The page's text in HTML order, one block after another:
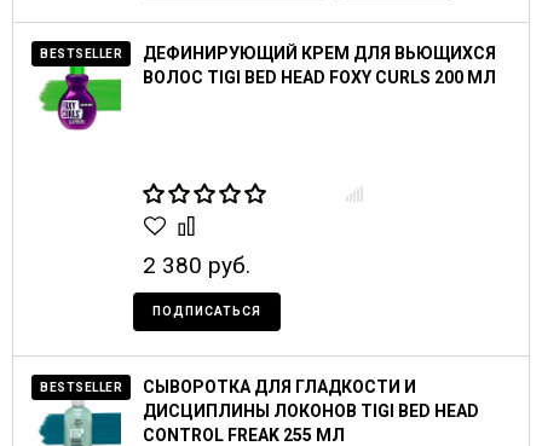
BESTSELLER
ДЕФИНИРУЮЩИЙ КРЕМ ДЛЯ ВЬЮЩИХСЯ
ВОЛОС TIGI BED HEAD FOXY CURLS 200 МЛ
2 380 руб.
ПОДПИСАТЬСЯ
BESTSELLER
СЫВОРОТКА ДЛЯ ГЛАДКОСТИ И
ДИСЦИПЛИНЫ ЛОКОНОВ TIGI BED HEAD
CONTROL FREAK 255 МЛ